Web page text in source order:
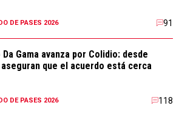
DE PASES 2026 91
Da Gama avanza por Colidio: desde
aseguran que el acuerdo está cerca
DE PASES 2026 118